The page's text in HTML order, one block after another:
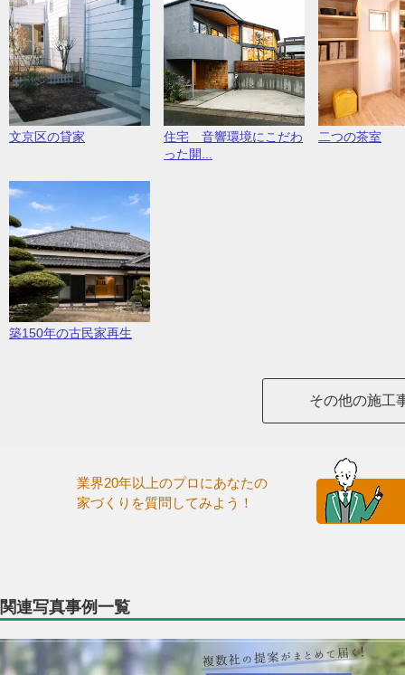
文京区の貸家
住宅 音響環境にこだわ
った開...
二つの茶室
築150年の古民家再生
その他の施工
業界20年以上のプロにあなたの
家づくりを質問してみよう！
関連写真事例一覧